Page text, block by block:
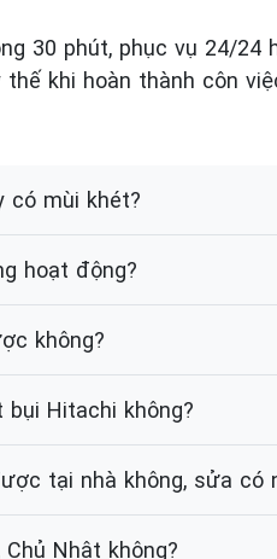
30 phút, phục vụ 24/24
khi hoàn thành côn
có mùi khét?
hoạt động?
không?
Hitachi không?
tại nhà không, sửa có
Nhật không?